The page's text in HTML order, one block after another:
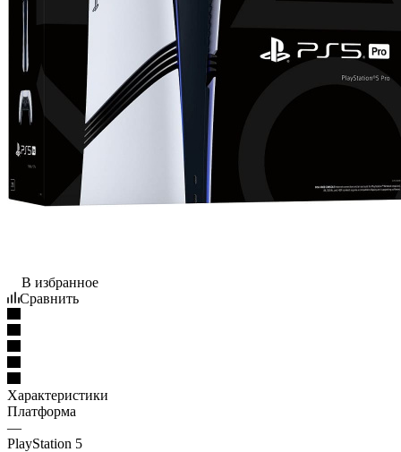
В избранное
Сравнить
Характеристики
Платформа
—
PlayStation 5